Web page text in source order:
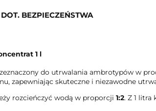
BEZPIECZEŃSTWA
1 l
do utrwalania ambrotypów w
zapewniając skuteczne i niezawodne
rozcieńczyć wodą w proporcji 1:2. Z 1